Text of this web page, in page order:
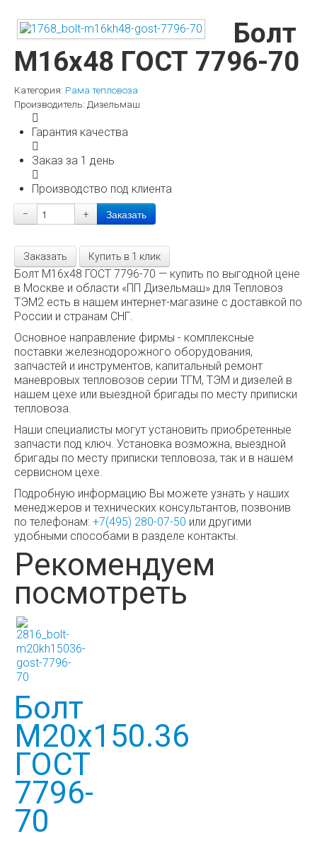
Болт
М16х48 ГОСТ 7796-70
Категория: Рама тепловоза
Производитель: Дизельмаш
Гарантия качества
Заказ за 1 день
Производство под клиента
− +
Заказать Купить в 1 клик
Болт М16х48 ГОСТ 7796-70 — купить по выгодной цене
в Москве и области «ПП Дизельмаш» для Тепловоз
ТЭМ2 есть в нашем интернет-магазине с доставкой по
России и странам СНГ.
Основное направление фирмы - комплексные
поставки железнодорожного оборудования,
запчастей и инструментов, капитальный ремонт
маневровых тепловозов серии ТГМ, ТЭМ и дизелей в
нашем цехе или выездной бригады по месту приписки
тепловоза.
Наши специалисты могут установить приобретенные
запчасти под ключ. Установка возможна, выездной
бригады по месту приписки тепловоза, так и в нашем
сервисном цехе.
Подробную информацию Вы можете узнать у наших
менеджеров и технических консультантов, позвонив
по телефонам: +7(495) 280-07-50 или другими
удобными способами в разделе контакты.
Рекомендуем
посмотреть
Болт
М20х150.36
ГОСТ
7796-
70